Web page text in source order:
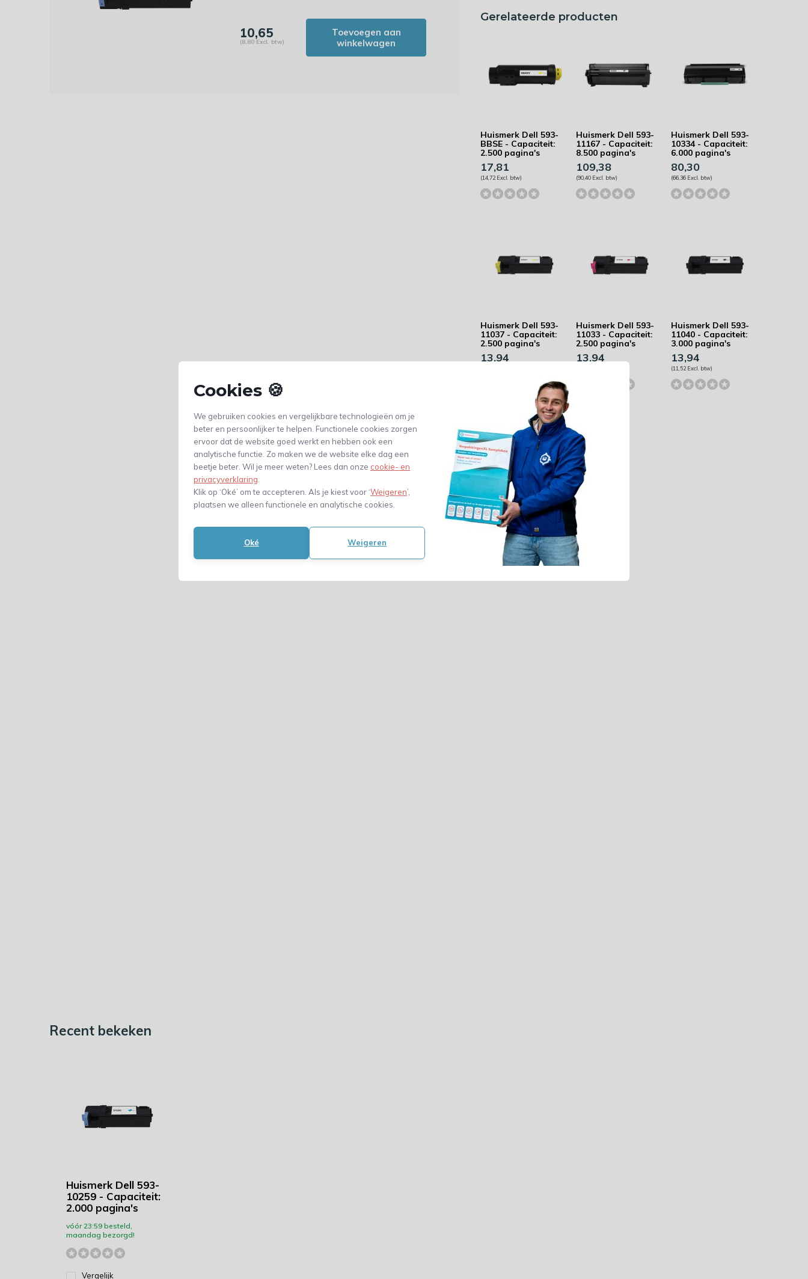
Cookies 🍪
We gebruiken cookies en vergelijkbare technologieën om je
beter en persoonlijker te helpen. Functionele cookies zorgen
ervoor dat de website goed werkt en hebben ook een
analytische functie. Zo maken we de website elke dag een
beetje beter. Wil je meer weten? Lees dan onze cookie- en
privacyverklaring
Klik op ‘Oké’ om te accepteren. Als je kiest voor ‘Weigeren’,
plaatsen we alleen functionele en analytische cookies.
Oké Weigeren
10,65
(8,80 Excl. btw)
Toevoegen aan
winkelwagen
Gerelateerde producten
Huismerk Dell 593-
BBSE - Capaciteit:
2.500 pagina's
17,81
(14,72 Excl. btw)
Huismerk Dell 593-
11167 - Capaciteit:
8.500 pagina's
109,38
(90,40 Excl. btw)
Huismerk Dell 593-
10334 - Capaciteit:
6.000 pagina's
80,30
(66,36 Excl. btw)
Huismerk Dell 593-
11037 - Capaciteit:
2.500 pagina's
13,94
Huismerk Dell 593-
11033 - Capaciteit:
2.500 pagina's
13,94
Huismerk Dell 593-
11040 - Capaciteit:
3.000 pagina's
13,94
(11,52 Excl. btw)
Recent bekeken
Huismerk Dell 593-
10259 - Capaciteit:
2.000 pagina's
vóór 23:59 besteld,
maandag bezorgd!
Vergelijk